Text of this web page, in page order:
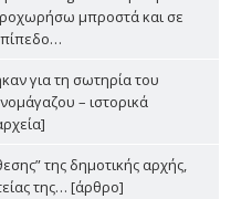
μπροστά και σε
για τη σωτηρία του
– ιστορικά
της δημοτικής αρχής,
της… [άρθρο]